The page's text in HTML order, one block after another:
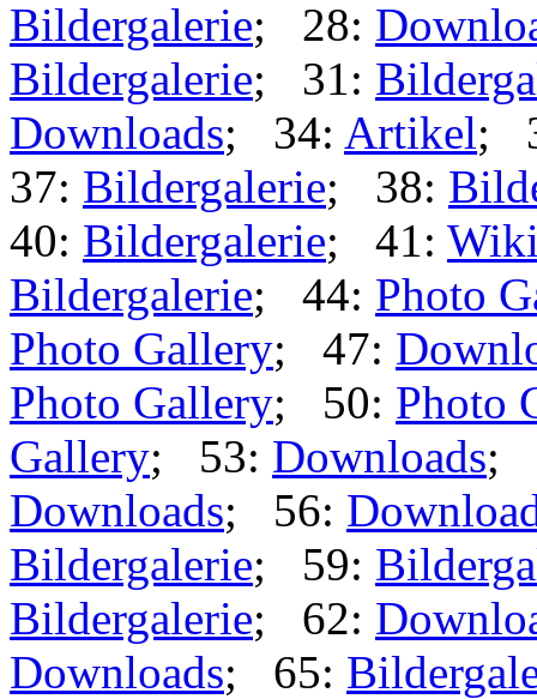
Bildergalerie; 28:
Bildergalerie; 31:
Downloads; 34: Artikel;
37: Bildergalerie; 38:
40: Bildergalerie; 41:
Bildergalerie; 44: Photo
Photo Gallery; 47:
Photo Gallery; 50: Photo
Gallery; 53: Downloads;
Downloads; 56:
Bildergalerie; 59:
Bildergalerie; 62:
Downloads; 65: